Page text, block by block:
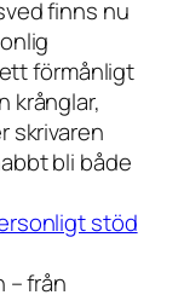
finns nu
förmånligt
krånglar,
skrivaren
bli både
stöd
– från